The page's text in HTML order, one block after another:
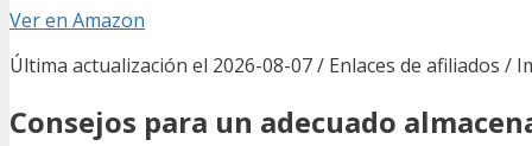
Ver en Amazon
Última actualización el 2026-08-07 / Enlaces de afiliados /
Consejos para un adecuado